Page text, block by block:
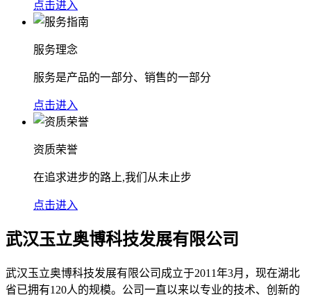
点击进入
服务理念
服务是产品的一部分、销售的一部分
点击进入
资质荣誉
在追求进步的路上,我们从未止步
点击进入
武汉玉立奥博科技发展有限公司
武汉玉立奥博科技发展有限公司成立于2011年3月，现在湖北
省已拥有120人的规模。公司一直以来以专业的技术、创新的